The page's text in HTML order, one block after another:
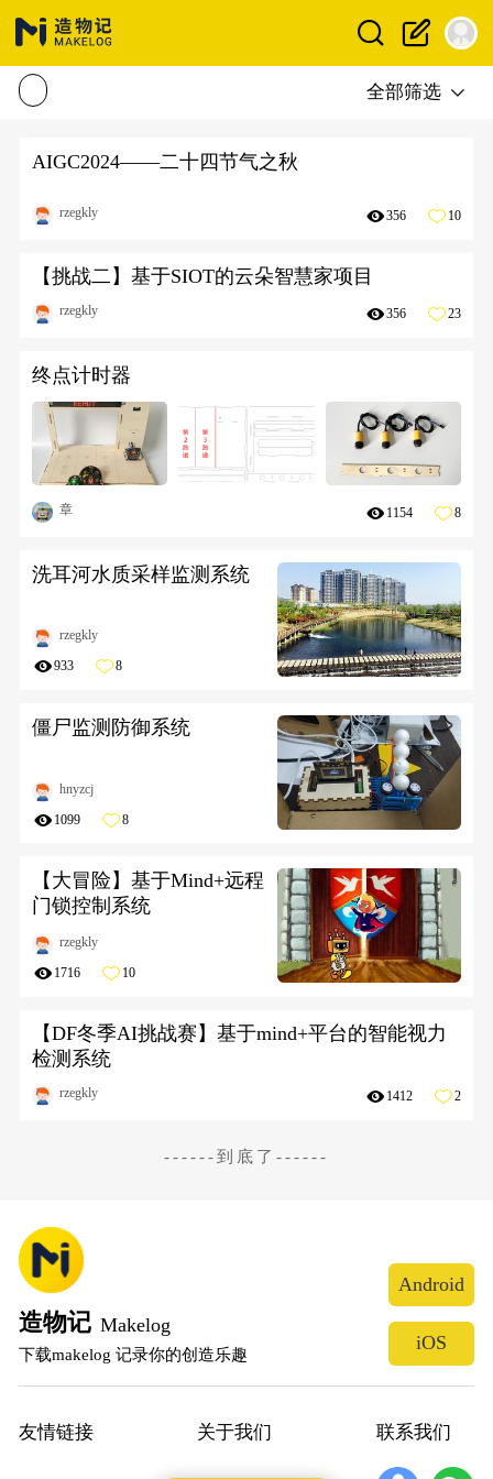
全部筛选
AIGC2024——二十四节气之秋
rzegkly 356 10
【挑战二】基于SIOT的云朵智慧家项目
rzegkly 356 23
终点计时器
章 1154 8
洗耳河水质采样监测系统
rzegkly
933 8
僵尸监测防御系统
hnyzcj
1099 8
【大冒险】基于Mind+远程
门锁控制系统
rzegkly
1716 10
【DF冬季AI挑战赛】基于mind+平台的智能视力
检测系统
rzegkly 1412 2
------到底了------
造物记 Makelog
下载makelog 记录你的创造乐趣
Android
iOS
友情链接 关于我们 联系我们